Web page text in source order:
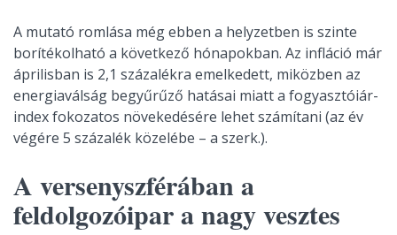
A mutató romlása még ebben a helyzetben is szinte
borítékolható a következő hónapokban. Az infláció már
áprilisban is 2,1 százalékra emelkedett, miközben az
energiaválság begyűrűző hatásai miatt a fogyasztóiár-
index fokozatos növekedésére lehet számítani (az év
végére 5 százalék közelébe – a szerk.).
A versenyszférában a
feldolgozóipar a nagy vesztes